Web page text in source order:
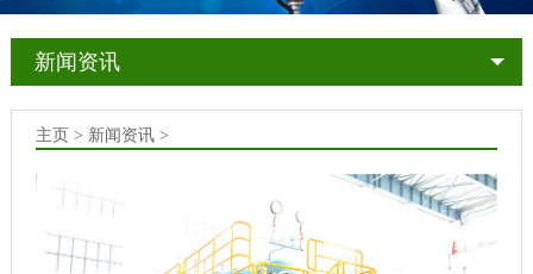
新闻资讯
主页 > 新闻资讯 >